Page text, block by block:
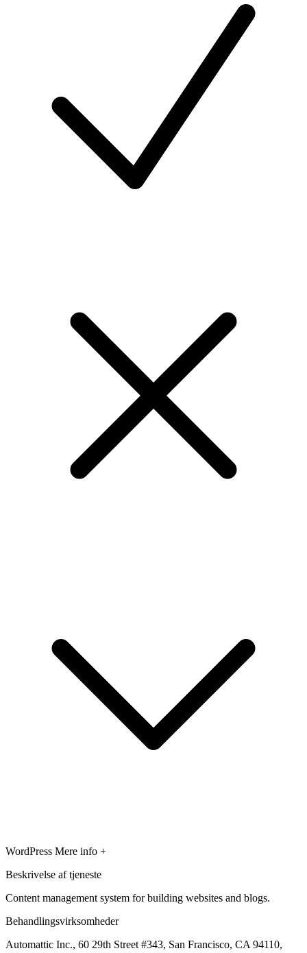
WordPress Mere info +
Beskrivelse af tjeneste
Content management system for building websites and blogs.
Behandlingsvirksomheder
Automattic Inc., 60 29th Street #343, San Francisco, CA 94110,